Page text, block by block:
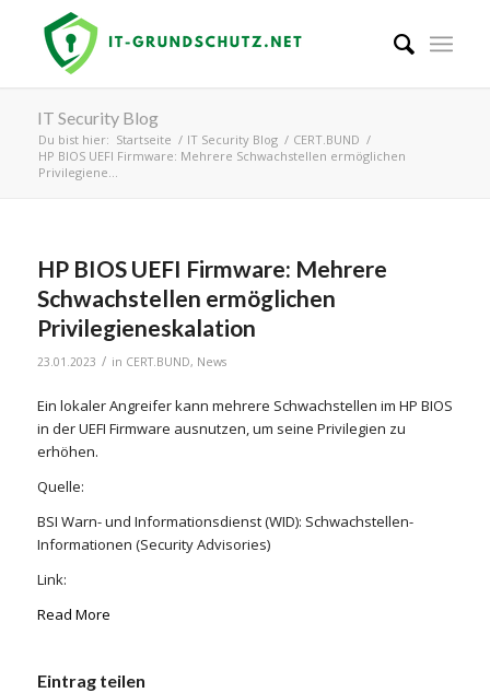
IT Security Blog
Du bist hier: Startseite / IT Security Blog / CERT.BUND /
HP BIOS UEFI Firmware: Mehrere Schwachstellen ermöglichen
Privilegiene...
HP BIOS UEFI Firmware: Mehrere
Schwachstellen ermöglichen
Privilegieneskalation
23.01.2023 / in CERT.BUND, News
Ein lokaler Angreifer kann mehrere Schwachstellen im HP BIOS
in der UEFI Firmware ausnutzen, um seine Privilegien zu
erhöhen.
Quelle:
BSI Warn- und Informationsdienst (WID): Schwachstellen-
Informationen (Security Advisories)
Link:
Read More
Eintrag teilen